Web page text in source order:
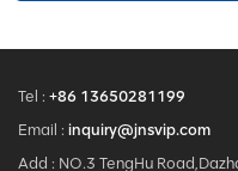
Tel : +86 13650281199
Email : inquiry@jnsvip.com
Add : NO.3 TengHu